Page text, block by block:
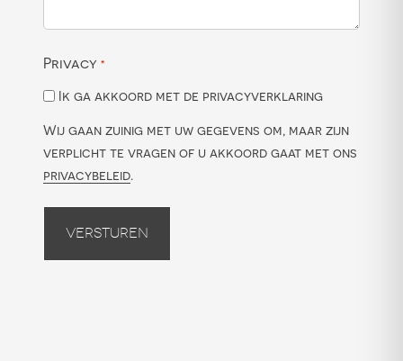
Privacy *
Ik ga akkoord met de privacyverklaring
Wij gaan zuinig met uw gegevens om, maar zijn
verplicht te vragen of u akkoord gaat met ons
privacybeleid.
Versturen